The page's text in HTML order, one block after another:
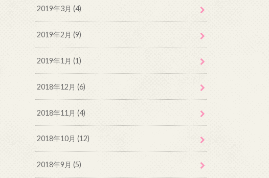
2019年3月 (4)
2019年2月 (9)
2019年1月 (1)
2018年12月 (6)
2018年11月 (4)
2018年10月 (12)
2018年9月 (5)